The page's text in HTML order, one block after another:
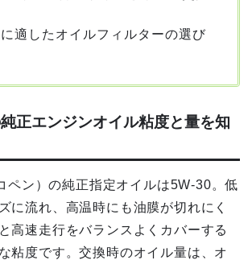
適したオイルフィルターの選び
正エンジンオイル粘度と量を知
ペン）の純正指定オイルは5W-30。低
に流れ、高温時にも油膜が切れにく
高速走行をバランスよくカバーする
粘度です。交換時のオイル量は、オ